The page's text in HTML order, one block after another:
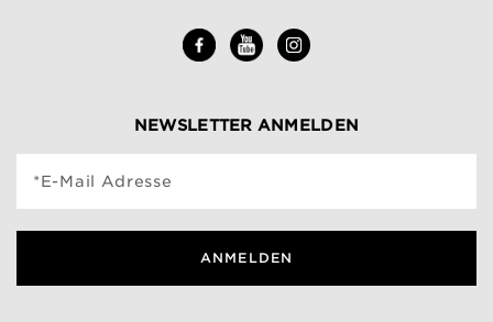
NEWSLETTER ANMELDEN
*E-Mail Adresse
ANMELDEN